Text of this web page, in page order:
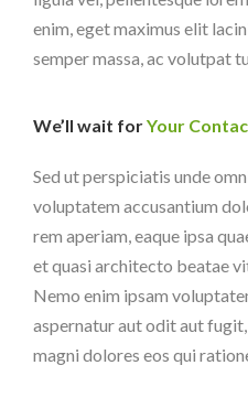
enim, eget maximus elit
semper massa, ac volutpat
We’ll wait forYour
Sed ut perspiciatis unde
voluptatem accusantium
rem aperiam, eaque ipsa
et quasi architecto beatae
Nemo enim ipsam
aspernatur aut odit aut
magni dolores eos qui